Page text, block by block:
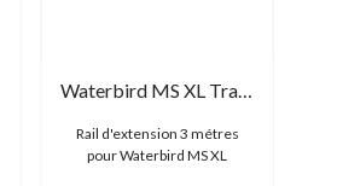
Waterbird MS XL Track Extension - 3M
Rail d'extension 3 métres
pour Waterbird MS XL